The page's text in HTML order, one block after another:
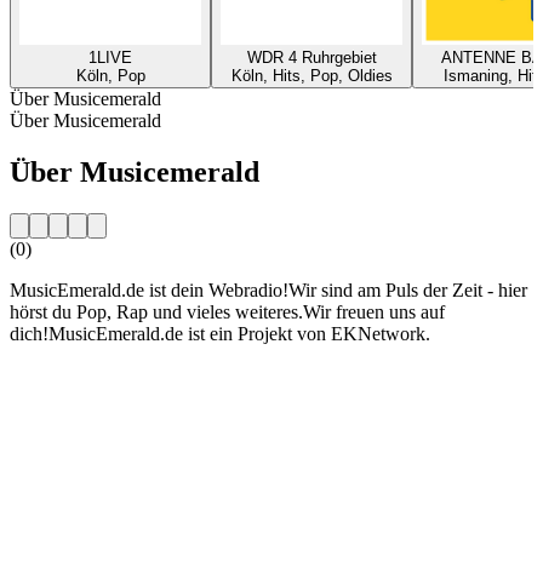
1LIVE
Köln, Pop
WDR 4 Ruhrgebiet
Köln, Hits, Pop, Oldies
ANTENNE
Ismaning,
Über Musicemerald
Über Musicemerald
Über Musicemerald
(0)
MusicEmerald.de ist dein Webradio!Wir sind am Puls der Zeit - hier
hörst du Pop, Rap und vieles weiteres.Wir freuen uns auf
dich!MusicEmerald.de ist ein Projekt von EKNetwork.